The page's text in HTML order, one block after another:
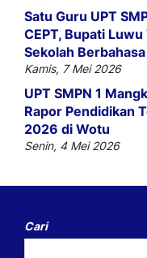
Satu Guru UPT
CEPT, Bupati
Sekolah
Kamis, 7 Mei 2026
UPT SMPN 1
Rapor Pendidikan
2026 di Wotu
Senin, 4 Mei 2026
Cari